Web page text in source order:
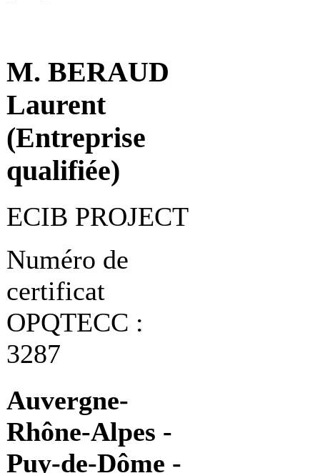
M. BERAUD
Laurent
(Entreprise
qualifiée)
ECIB PROJECT
Numéro de
certificat
OPQTECC :
3287
Auvergne-
Rhône-Alpes -
Puy-de-Dôme -